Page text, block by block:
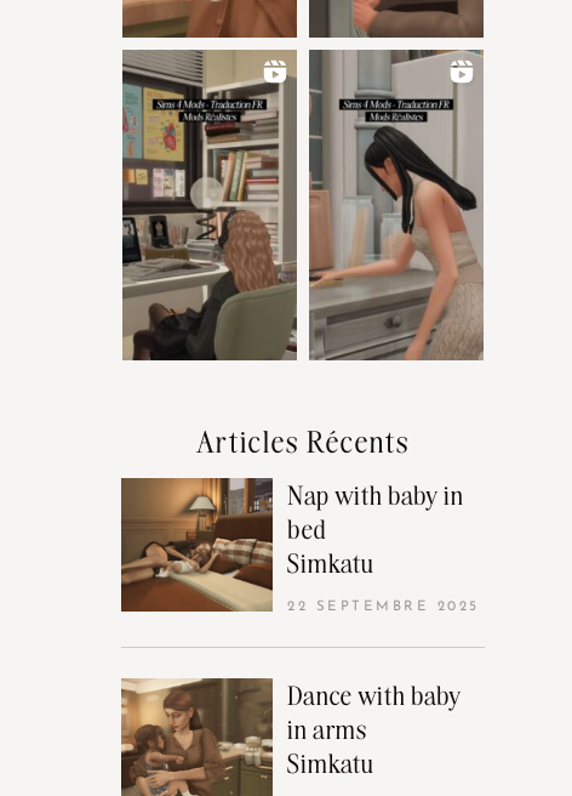
Articles Récents
Nap with baby in
bed
Simkatu
22 SEPTEMBRE 2025
Dance with baby
in arms
Simkatu